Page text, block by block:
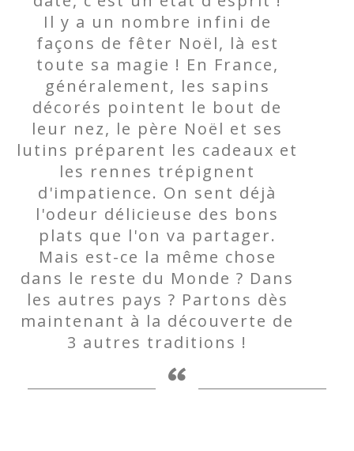
Il y a un nombre infini de
façons de fêter Noël, là est
toute sa magie ! En France,
généralement, les sapins
décorés pointent le bout de
leur nez, le père Noël et ses
lutins préparent les cadeaux et
les rennes trépignent
d'impatience. On sent déjà
l'odeur délicieuse des bons
plats que l'on va partager.
Mais est-ce la même chose
dans le reste du Monde ? Dans
les autres pays ? Partons dès
maintenant à la découverte de
3 autres traditions !
“